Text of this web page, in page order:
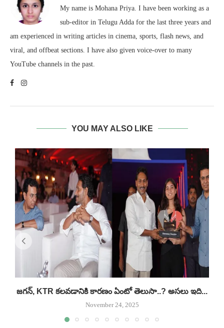
My name is Mohana Priya. I have been working as a
sub-editor in Telugu Adda for the last three years and
am experienced in writing articles in cinema, sports, flash news, and
viral, and offbeat sections. I have also given voice-over to many
YouTube channels in the past.
YOU MAY ALSO LIKE
జగన్, KTR కలవడానికి కారణం ఏంటో తెలుసా..? అసలు ఇది...
November 24, 2025